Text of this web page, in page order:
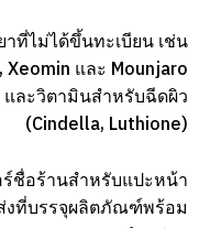
ที่ไม่ได้ขึ้นทะเบียน เช่น
และ Mounjaro
ละวิตามินสำหรับฉีดผิว
(Cindella, Luthione)
ชื่อร้านสำหรับแปะหน้า
งที่บรรจุผลิตภัณฑ์พร้อม